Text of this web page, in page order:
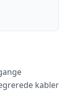
kabler